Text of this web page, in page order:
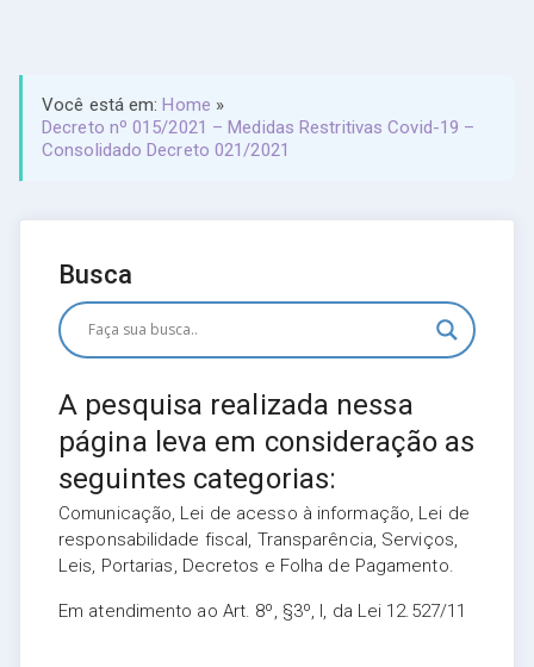
Você está em:Home »
Decreto nº 015/2021 – Medidas Restritivas Covid-19 –
Consolidado Decreto 021/2021
Busca
A pesquisa realizada nessa
página leva em consideração as
seguintes categorias:
Comunicação, Lei de acesso à informação, Lei de
responsabilidade fiscal, Transparência, Serviços,
Leis, Portarias, Decretos e Folha de Pagamento.
Em atendimento ao Art. 8º, §3º, I, da Lei 12.527/11